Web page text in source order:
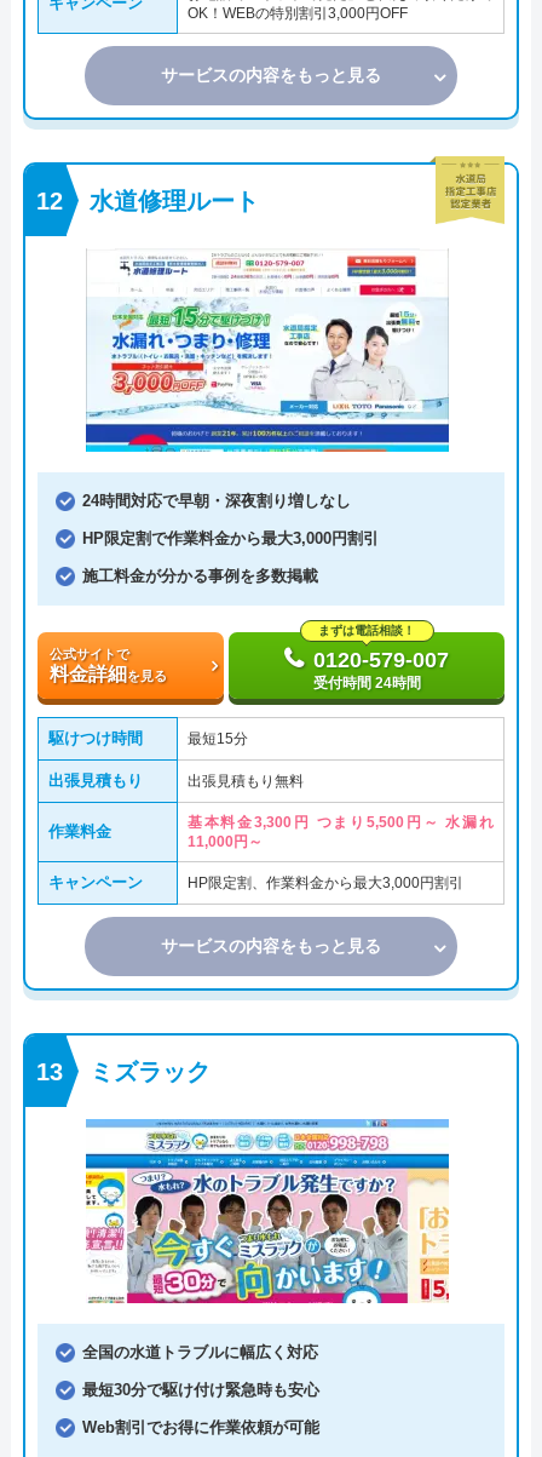
OK！WEBの特別割引3,000円OFF
サービスの内容をもっと見る
水道修理ルート
24時間対応で早朝・深夜割り増しなし
HP限定割で作業料金から最大3,000円割引
施工料金が分かる事例を多数掲載
公式サイトで
料金詳細を見る
まずは電話相談！
0120-579-007
受付時間 24時間
駆けつけ時間 最短15分
出張見積もり 出張見積もり無料
作業料金
基本料金3,300円 つまり5,500円～ 水漏れ
11,000円～
キャンペーン HP限定割、作業料金から最大3,000円割引
サービスの内容をもっと見る
ミズラック
全国の水道トラブルに幅広く対応
最短30分で駆け付け緊急時も安心
Web割引でお得に作業依頼が可能